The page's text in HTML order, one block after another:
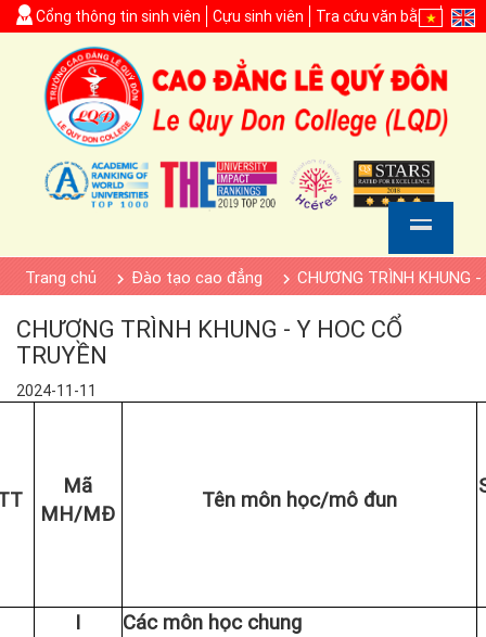
Cổng thông tin sinh viên Cựu sinh viên Tra cứu văn bằng
Trang chủ Đào tạo cao đẳng CHƯƠNG TRÌNH KHUNG
CHƯƠNG TRÌNH KHUNG - Y HOC CỔ
TRUYỀN
2024-11-11
Mã
MH/MĐ
Tên môn học/mô đun
I
Các môn học chung